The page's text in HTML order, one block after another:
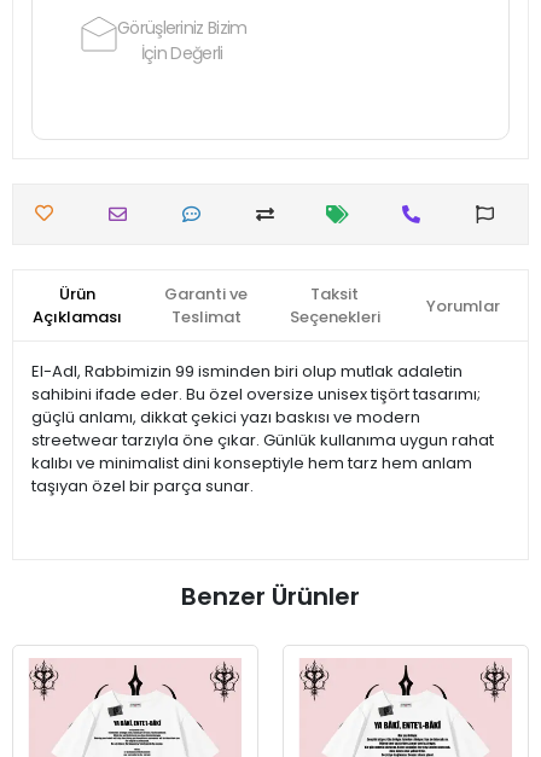
Görüşleriniz Bizim
İçin Değerli
Ürün
Açıklaması
Garanti ve
Teslimat
Taksit
Seçenekleri
Yorumlar
El-Adl, Rabbimizin 99 isminden biri olup mutlak adaletin
sahibini ifade eder. Bu özel oversize unisex tişört tasarımı;
güçlü anlamı, dikkat çekici yazı baskısı ve modern
streetwear tarzıyla öne çıkar. Günlük kullanıma uygun rahat
kalıbı ve minimalist dini konseptiyle hem tarz hem anlam
taşıyan özel bir parça sunar.
Benzer Ürünler